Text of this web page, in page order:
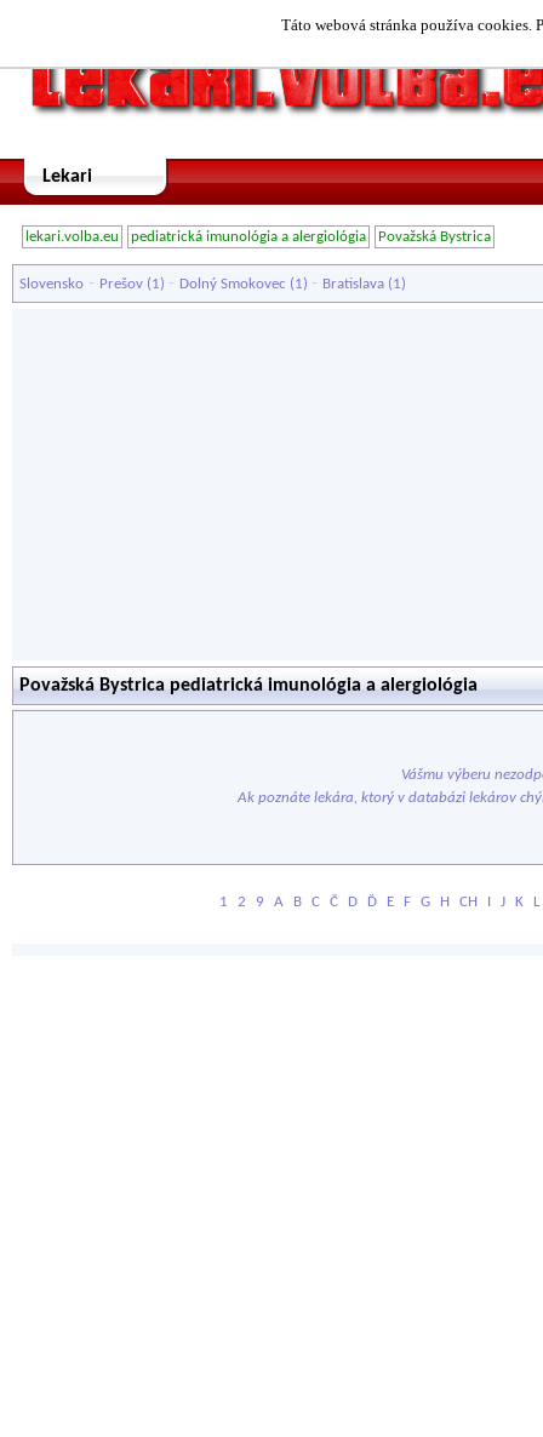
Táto webová stránka používa cookies.
Lekari
lekari.volba.eu pediatrická imunológia a alergiológia Považská Bystrica
Slovensko - Prešov (1) - Dolný Smokovec (1) - Bratislava (1)
Považská Bystrica pediatrická imunológia a alergiológia
Vášmu výberu
Ak poznáte lekára, ktorý v databázi lekárov
1 2 9 A B C Č D Ď E F G H CH I J K L